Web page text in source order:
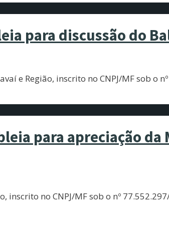
para discussão do
e Região, inscrito no CNPJ/MF sob o
para apreciação
no CNPJ/MF sob o nº